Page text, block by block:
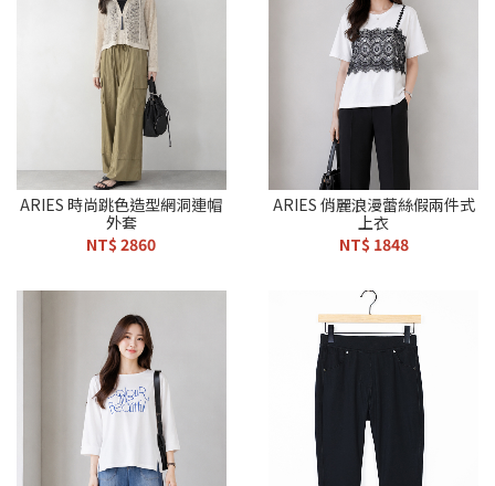
ARIES 時尚跳色造型網洞連帽
外套
NT$ 2860
ARIES 俏麗浪漫蕾絲假兩件式
上衣
NT$ 1848